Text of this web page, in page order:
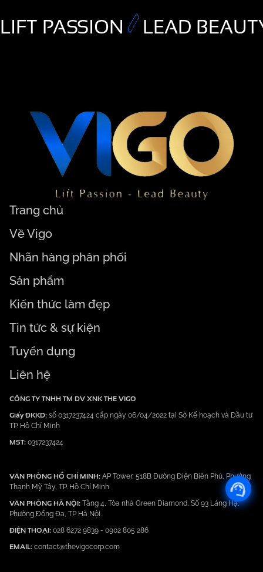
LIFT PASSION LEAD
Trang chủ
Về Vigo
Nhãn hàng phân phối
Sản phẩm
Kiến thức làm đẹp
Tin tức & sự kiện
Tuyển dụng
Liên hệ
CÔNG TY TNHH TM DV XNK THE VIGO
Giấy ĐKKD: số 0317237424 cấp ngày 06/04/2022 tại Sở Kế hoạch và Đầu tư
TP. Hồ Chí Minh
MST: 0317237424
VĂN PHÒNG HỒ CHÍ MINH: AP Tower, 518B Đường Điện Biên Phủ, Phường
Thạnh Mỹ Tây, TP. Hồ Chí Minh
VĂN PHÒNG HÀ NỘI: Tầng 4, Tòa nhà Green Diamond, Số 93 Láng Hạ,
Phường Đống Đa, TP Hà Nội.
ĐIỆN THOẠI: 028 6272 9839 - 0902 805 286
EMAIL: contact@thevigocorp.com